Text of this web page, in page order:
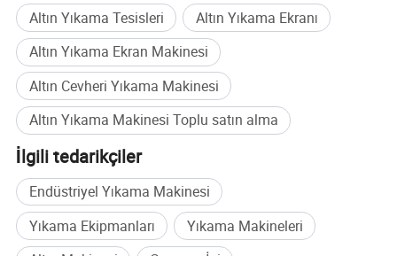
Altın Yıkama Tesisleri
Altın Yıkama Ekranı
Altın Yıkama Ekran Makinesi
Altın Cevheri Yıkama Makinesi
Altın Yıkama Makinesi Toplu satın alma
İlgili tedarikçiler
Endüstriyel Yıkama Makinesi
Yıkama Ekipmanları
Yıkama Makineleri